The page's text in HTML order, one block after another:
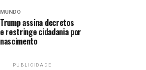
MUNDO
Trump assina decretos
e restringe cidadania por
nascimento
PUBLICIDADE